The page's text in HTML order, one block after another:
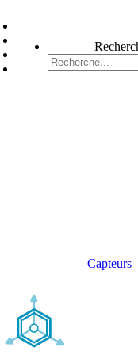
Capteurs